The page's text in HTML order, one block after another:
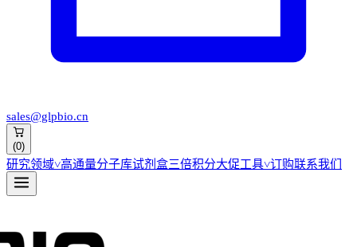
sales@glpbio.cn
(0)
研究领域˅高通量分子库试剂盒三倍积分大促工具˅订购联系我们